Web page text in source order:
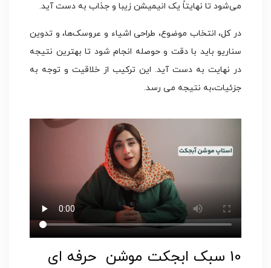
می‌شود تا نهایتاً یک انیمیشن زیبا و جذاب به دست آید.
در کل، انتخاب موضوع، طراحی اشیاء و عروسک‌ها، و تدوین
سناریو باید با دقت و حوصله انجام شود تا بهترین نتیجه
در نهایت به دست آید. این ترکیب از خلاقیت و توجه به
جزئیات،به نتیجه می رسد.
10 سبک ابجکت موشن حرفه ای